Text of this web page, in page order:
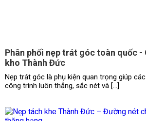
Phân phối nẹp trát góc toàn quốc
kho Thành Đức
Nẹp trát góc là phụ kiện quan trọng giúp
công trình luôn thẳng, sắc nét và […]